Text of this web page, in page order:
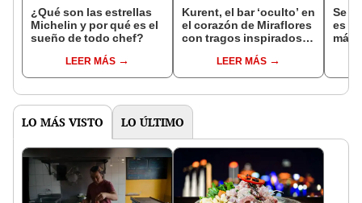
¿Qué son las estrellas
Michelin y por qué es el
sueño de todo chef?
LEER MÁS
Kurent, el bar ‘oculto’ en
el corazón de Miraflores
con tragos inspirados
mundoLEER MÁS
Se
es
más
LO MÁS VISTO LO ÚLTIMO